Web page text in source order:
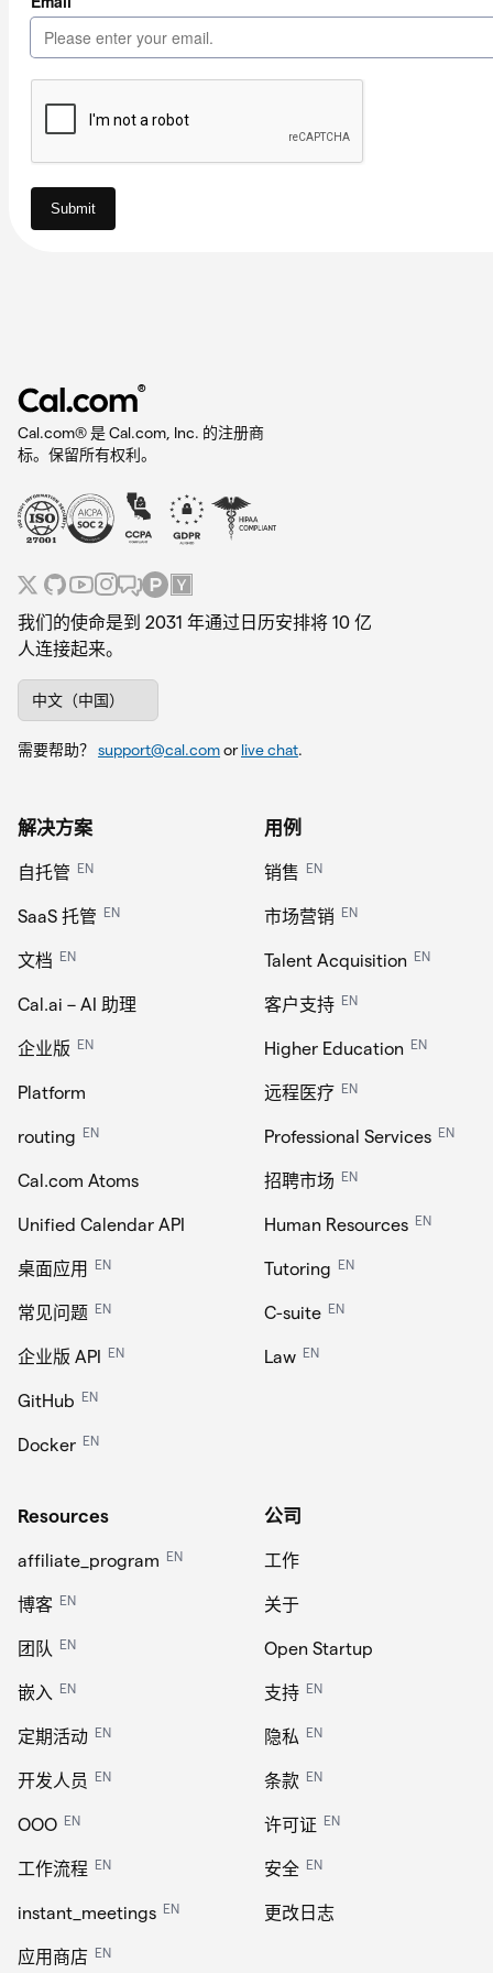
®
Cal.com® 是 Cal.com, Inc. 的注册商
标。保留所有权利。
我们的使命是到 2031 年通过日历安排将 10 亿
人连接起来。
中文（中国）
需要帮助？ support@cal.comor live chat.
解决方案
自托管 EN
SaaS 托管 EN
文档 EN
Cal.ai – AI 助理
企业版 EN
Platform
routing EN
Cal.com Atoms
Unified Calendar API
桌面应用 EN
常见问题 EN
企业版 API EN
GitHub EN
Docker EN
用例
销售 EN
市场营销 EN
Talent Acquisition EN
客户支持 EN
Higher Education EN
远程医疗 EN
Professional Services EN
招聘市场 EN
Human Resources EN
Tutoring EN
C-suite EN
Law EN
Resources
affiliate_program EN
博客 EN
团队 EN
嵌入 EN
定期活动 EN
开发人员 EN
OOO EN
工作流程 EN
instant_meetings EN
应用商店 EN
公司
工作
关于
Open Startup
支持 EN
隐私 EN
条款 EN
许可证 EN
安全 EN
更改日志